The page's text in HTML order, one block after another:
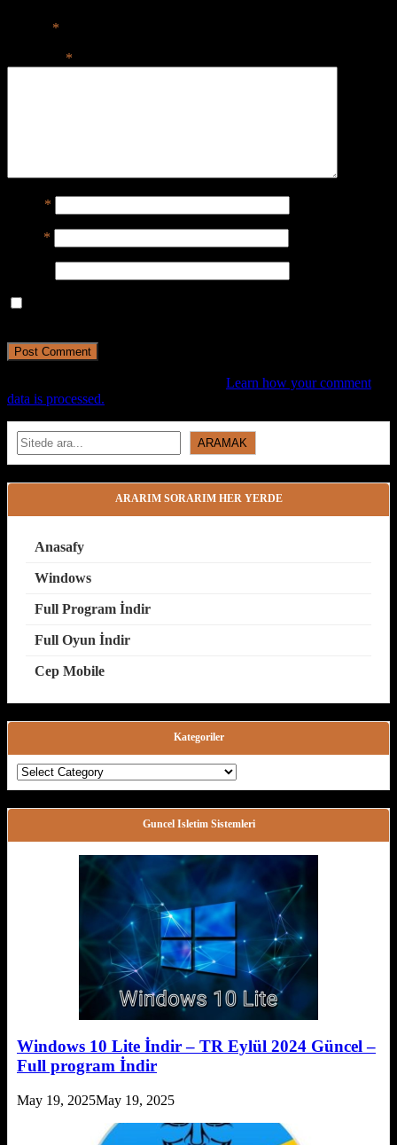
*
*
*
*
Learn how your comment
data is processed.
Search ARAMAK
ARARIM SORARIM HER YERDE
Anasafy
Windows
Full Program İndir
Full Oyun İndir
Cep Mobile
Kategoriler
Kategoriler
Guncel Isletim Sistemleri
Windows 10 Lite İndir – TR Eylül 2024 Güncel –
Full program İndir
May 19, 2025May 19, 2025